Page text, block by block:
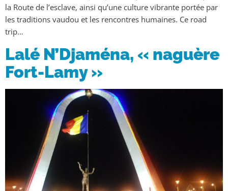
la Route de l’esclave, ainsi qu’une culture vibrante portée par
les traditions vaudou et les rencontres humaines. Ce road
trip…
Lalé N’Djaména, « naguère
Fort-Lamy »